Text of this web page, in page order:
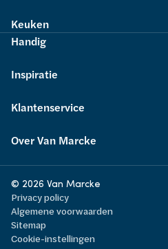
Keuken
Handig
Inspiratie
Klantenservice
Over Van Marcke
© 2026 Van Marcke
Privacy policy
Algemene voorwaarden
Sitemap
Cookie-instellingen